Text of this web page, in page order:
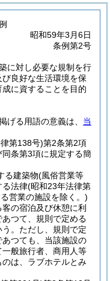
昭和59年3月6日
条例第2号
に対し必要な規制を行
良好な生活環境を保
に資することを目的
げる用語の意義は、 当
第138号)第2条第2項
条第3項に規定する簡
る建築物(風俗営業等
る法律(昭和23年法律第
営業の施設を除く。)
の宿泊及び休憩に利
つて、規則で定める
。 ただし、規則で定
つても、当該施設の
般旅行者、商用人等
は、ラブホテルとみ